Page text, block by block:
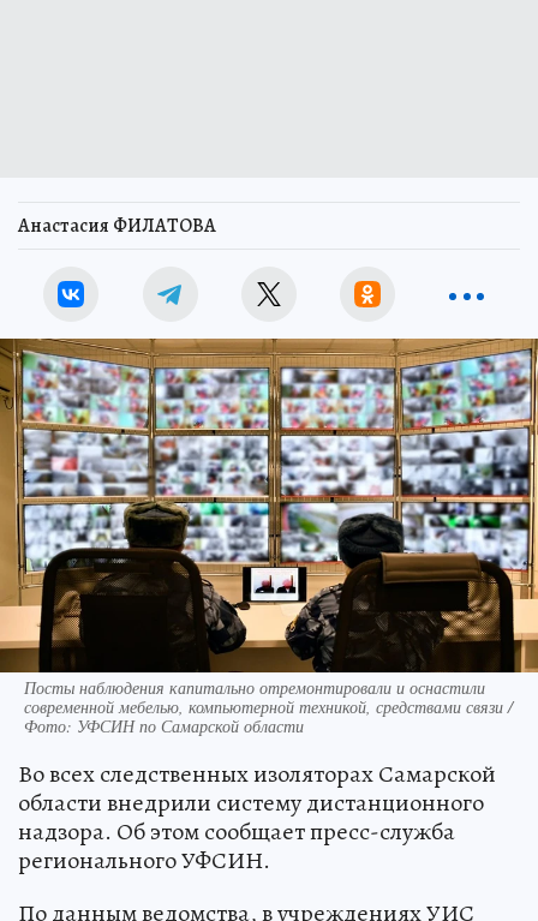
Анастасия ФИЛАТОВА
Посты наблюдения капитально отремонтировали и оснастили
современной мебелью, компьютерной техникой, средствами связи /
Фото: УФСИН по Самарской области
Во всех следственных изоляторах Самарской
области внедрили систему дистанционного
надзора. Об этом сообщает пресс-служба
регионального УФСИН.
По данным ведомства, в учреждениях УИС